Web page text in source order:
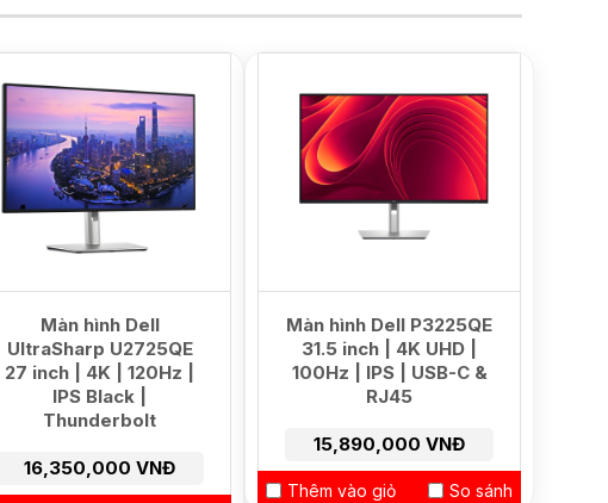
Màn hình Dell
UltraSharp U2725QE
27 inch | 4K | 120Hz |
IPS Black |
Thunderbolt
16,350,000 VNĐ
Màn hình Dell P3225QE
31.5 inch | 4K UHD |
100Hz | IPS | USB-C &
RJ45
15,890,000 VNĐ
Thêm vào giỏ So sánh